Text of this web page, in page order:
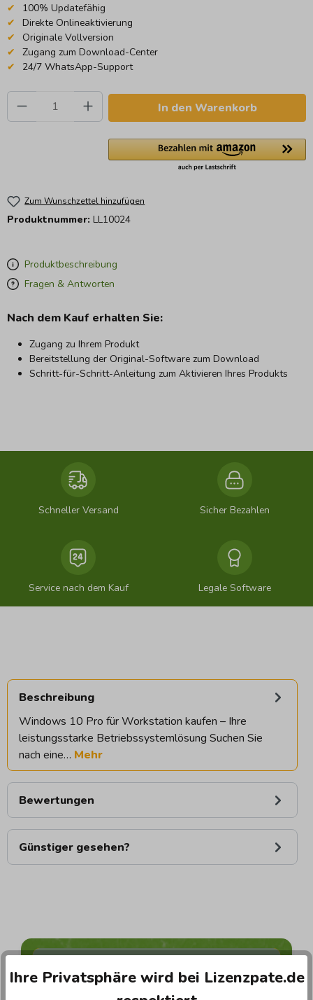
Produktbeschreibung
Fragen & Antworten
Nach dem Kauf erhalten Sie:
Zugang zu Ihrem Produkt
Bereitstellung der Original-Software zum Download
Schritt-für-Schritt-Anleitung zum Aktivieren Ihres Produkts
100% Updatefähig
Direkte Onlineaktivierung
Originale Vollversion
Zugang zum Download-Center
24/7 WhatsApp-Support
Produkt Anzahl: Gib den gewünschten
In den Warenkorb
Zum Wunschzettel hinzufügen
Produktnummer: LL10024
Schneller Versand Sicher Bezahlen
Service nach dem Kauf Legale Software
Beschreibung
Windows 10 Pro für Workstation kaufen – Ihre
leistungsstarke Betriebssystemlösung Suchen Sie
nach eine… Mehr
Bewertungen
Günstiger gesehen?
Ihre Privatsphäre wird bei Lizenzpate.de